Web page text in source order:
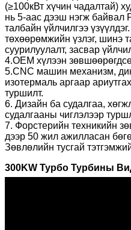
(≥100кВт хүчин чадалтай)
нь 5-аас дээш нэгж байвал
талбайн үйлчилгээ
төхөөрөмжийн үзлэг, шинэ
суурилуулалт, засвар
4.OEM хүлээн
5.CNC машин механизм,
изотермаль аргаар
туршилт.
6. Дизайн ба судалгаа,
судалгааны чиглэлээр
7. Форстерийн техникийн
дээр 50 жил ажилласан
Зөвлөлийн тусгай
300KW Турбо Турбины